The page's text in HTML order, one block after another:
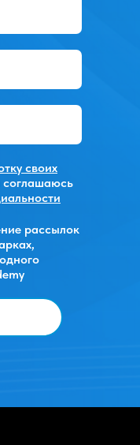
своих
соглашаюсь
рассылок